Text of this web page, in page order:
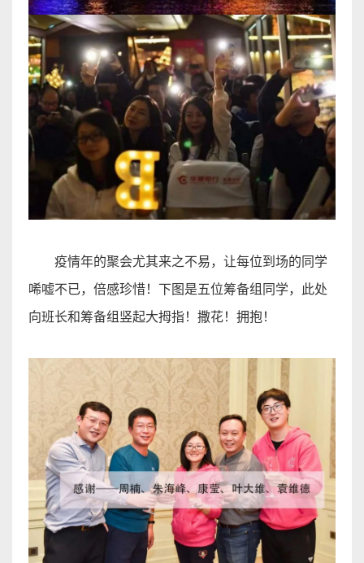
疫情年的聚会尤其来之不易，让每位到场的同学
唏嘘不已，倍感珍惜！下图是五位筹备组同学，此处
向班长和筹备组竖起大拇指！撒花！拥抱！